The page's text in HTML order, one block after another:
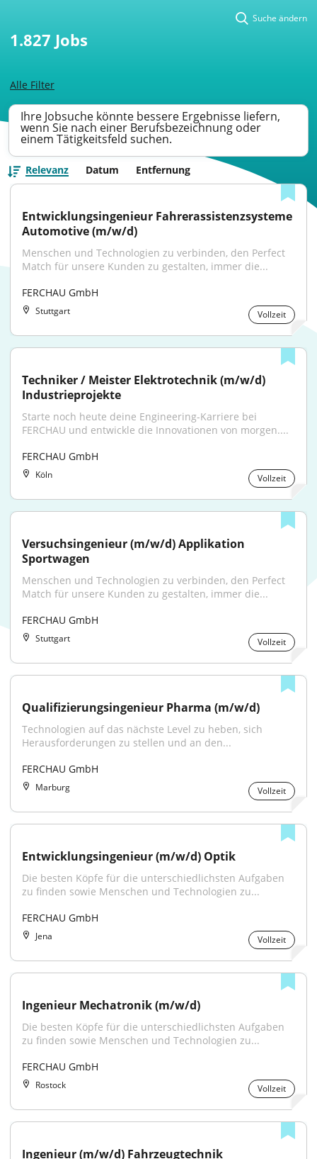
Alle Filter
Suche ändern
1.827 Jobs
Ihre Jobsuche könnte bessere Ergebnisse liefern,
wenn Sie nach einer Berufsbezeichnung oder
einem Tätigkeitsfeld suchen.
Relevanz Datum Entfernung
Entwicklungsingenieur Fahrerassistenzsysteme
Automotive (m/w/d)
Menschen und Technologien zu verbinden, den Perfect
Match für unsere Kunden zu gestalten, immer die...
FERCHAU GmbH
Stuttgart Vollzeit
Techniker / Meister Elektrotechnik (m/w/d)
Industrieprojekte
Starte noch heute deine Engineering-Karriere bei
FERCHAU und entwickle die Innovationen von morgen....
FERCHAU GmbH
Köln Vollzeit
Versuchsingenieur (m/w/d) Applikation
Sportwagen
Menschen und Technologien zu verbinden, den Perfect
Match für unsere Kunden zu gestalten, immer die...
FERCHAU GmbH
Stuttgart Vollzeit
Qualifizierungsingenieur Pharma (m/w/d)
Technologien auf das nächste Level zu heben, sich
Herausforderungen zu stellen und an den...
FERCHAU GmbH
Marburg Vollzeit
Entwicklungsingenieur (m/w/d) Optik
Die besten Köpfe für die unterschiedlichsten Aufgaben
zu finden sowie Menschen und Technologien zu...
FERCHAU GmbH
Jena Vollzeit
Ingenieur Mechatronik (m/w/d)
Die besten Köpfe für die unterschiedlichsten Aufgaben
zu finden sowie Menschen und Technologien zu...
FERCHAU GmbH
Rostock Vollzeit
Ingenieur (m/w/d) Fahrzeugtechnik